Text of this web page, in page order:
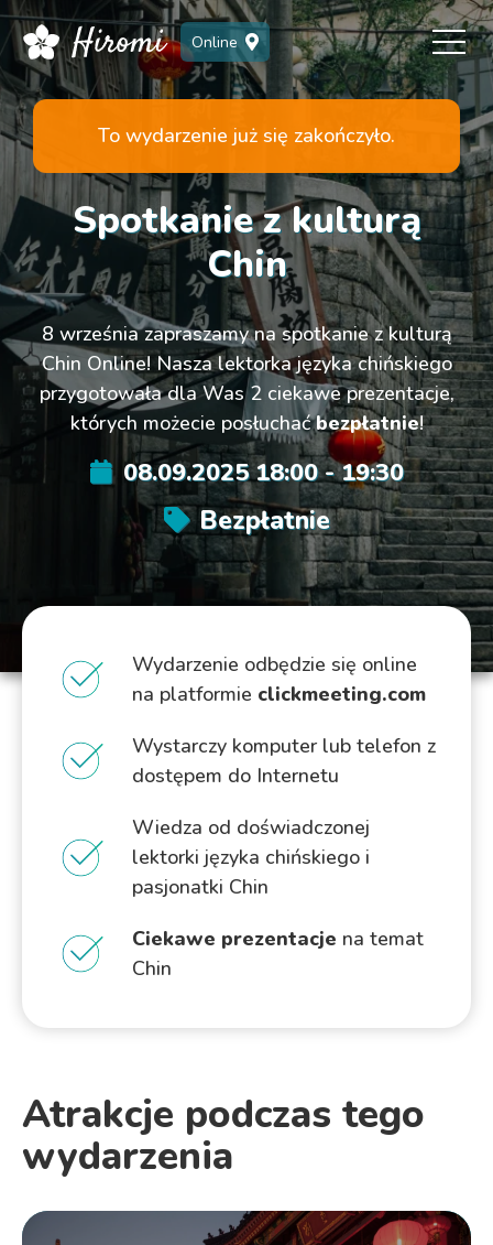
Online
To wydarzenie już się zakończyło.
Spotkanie z kulturą
Chin
8 września zapraszamy na spotkanie z kulturą
Chin Online! Nasza lektorka języka chińskiego
przygotowała dla Was 2 ciekawe prezentacje,
których możecie posłuchaćbezpłatnie!
08.09.2025 18:00 - 19:30
Bezpłatnie
Wydarzenie odbędzie się online
na platformie clickmeeting.com
Wystarczy komputer lub telefon z
dostępem do Internetu
Wiedza od doświadczonej
lektorki języka chińskiego i
pasjonatki Chin
Ciekawe prezentacje na temat
Chin
Atrakcje podczas tego
wydarzenia